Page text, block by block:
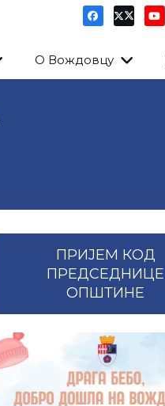
О Вождовцу
ПРИЈЕМ КОД
ПРЕДСЕДНИЦЕ
ОПШТИНЕ